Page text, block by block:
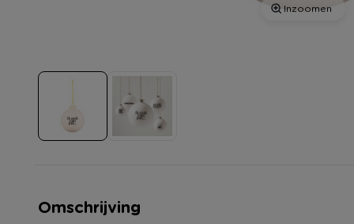
Inzoomen
Omschrijving